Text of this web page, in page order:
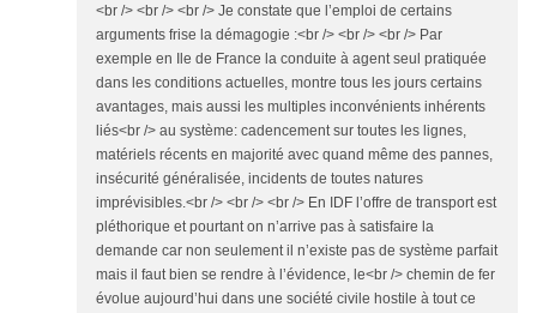
<br /> <br /> <br /> Je constate que l’emploi de certains
arguments frise la démagogie :<br /> <br /> <br /> Par
exemple en Ile de France la conduite à agent seul pratiquée
dans les conditions actuelles, montre tous les jours certains
avantages, mais aussi les multiples inconvénients inhérents
liés<br /> au système: cadencement sur toutes les lignes,
matériels récents en majorité avec quand même des pannes,
insécurité généralisée, incidents de toutes natures
imprévisibles.<br /> <br /> <br /> En IDF l’offre de transport est
pléthorique et pourtant on n’arrive pas à satisfaire la
demande car non seulement il n’existe pas de système parfait
mais il faut bien se rendre à l’évidence, le<br /> chemin de fer
évolue aujourd’hui dans une société civile hostile à tout ce